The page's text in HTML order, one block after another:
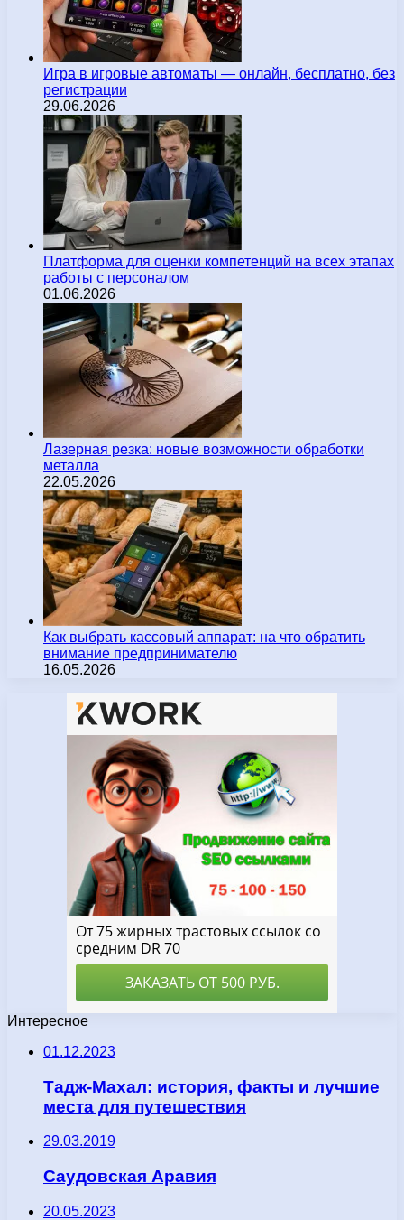
Игра в игровые автоматы — онлайн, бесплатно, без
регистрации
29.06.2026
Платформа для оценки компетенций на всех этапах
работы с персоналом
01.06.2026
Лазерная резка: новые возможности обработки
металла
22.05.2026
Как выбрать кассовый аппарат: на что обратить
внимание предпринимателю
16.05.2026
Интересное
01.12.2023
Тадж-Махал: история, факты и лучшие
места для путешествия
29.03.2019
Саудовская Аравия
20.05.2023